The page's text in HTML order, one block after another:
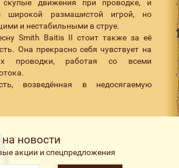
движения при проводке, и
широкой размашистой игрой, но
и нестабильными в струе.
Smith Baitis II стоит также за её
Она прекрасно себя чувствует на
проводки, работая со всеми
возведённая в недосягаемую
новости
акции и спецпредложения